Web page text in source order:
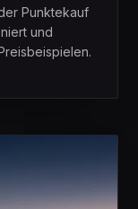
Punktekauf
und